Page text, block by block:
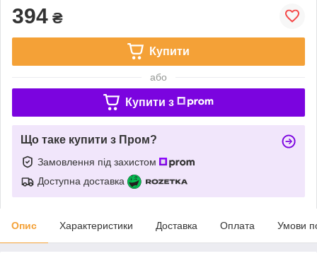
394 ₴
Купити
або
Купити з
Що таке купити з Пром?
Замовлення під захистом
Доступна доставка
Опис Характеристики Доставка Оплата Умови